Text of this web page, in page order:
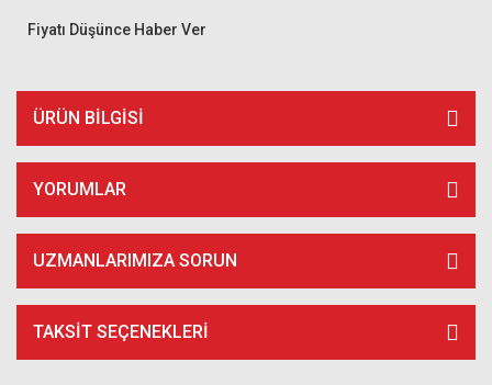
Fiyatı Düşünce Haber Ver
ÜRÜN BILGISI
YORUMLAR
UZMANLARIMIZA SORUN
TAKSIT SEÇENEKLERI